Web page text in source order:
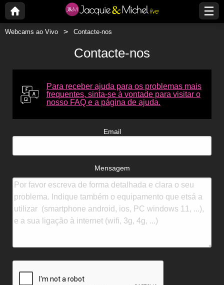
Webcams ao Vivo Contacte-nos
Contacte-nos
Para receber ajuda para os problemas mais
frequentes, sinta-se à vontade para visitar o
nosso FAQ e a página de ajuda.
Email
Mensagem